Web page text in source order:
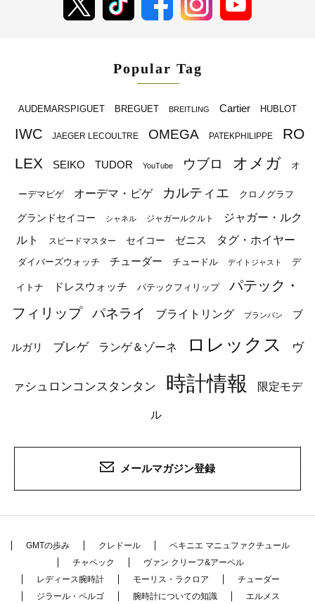
Popular Tag
AUDEMARSPIGUET BREGUET BREITLING Cartier HUBLOT
IWC JAEGER LECOULTRE OMEGA PATEKPHILIPPE
RO
LEX
SEIKO TUDOR YouTube ウブロ オメガ オ
ーデマピゲ オーデマ・ピゲ カルティエ クロノグラフ
グランドセイコー シャネル ジャガールクルト
ジャガー・ルク
ルト
スピードマスター セイコー ゼニス タグ・ホイヤー
ダイバーズウォッチ チューダー チュードル デイトジャスト デ
イトナ ドレスウォッチ パテックフィリップ
パテック・
フィリップ
パネライ ブライトリング ブランパン ブ
ルガリ ブレゲ ランゲ＆ゾーネ ロレックス ヴ
ァシュロンコンスタンタン 時計情報 限定モデ
ル
メールマガジン登録
GMTの歩み クレドール
ペキニエ マニュファクチュール
チャペック
ヴァン クリーフ&アーペル
レディース腕時計
モーリス・ラクロア
チューダー
ジラール・ペルゴ
腕時計についての知識
エルメス